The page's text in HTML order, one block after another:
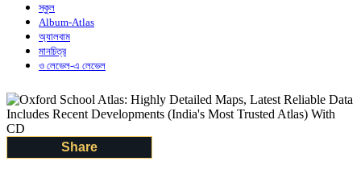
স্কুল
Album-Atlas
অ্যালবাম
মানচিত্র
ও লেভেল-এ লেভেল
Share